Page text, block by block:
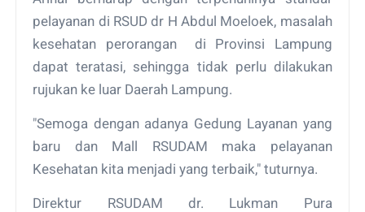
pelayanan di RSUD dr H Abdul Moeloek, masalah
kesehatan perorangan di Provinsi Lampung
dapat teratasi, sehingga tidak perlu dilakukan
rujukan ke luar Daerah Lampung.
"Semoga dengan adanya Gedung Layanan yang
baru dan Mall RSUDAM maka pelayanan
Kesehatan kita menjadi yang terbaik," tuturnya.
Direktur RSUDAM dr. Lukman Pura